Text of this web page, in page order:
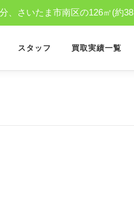
、さいたま市南区の126㎡(約
スタッフ 買取実績一覧